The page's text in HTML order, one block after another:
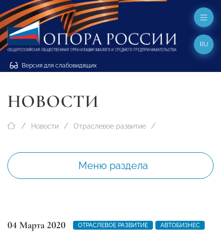
Версия для слабовидящих
RU
НОВОСТИ
Новости Отраслевое развитие
Меню раздела
04 Марта 2020 ОТРАСЛЕВОЕ РАЗВИТИЕ АВТОБИЗНЕС